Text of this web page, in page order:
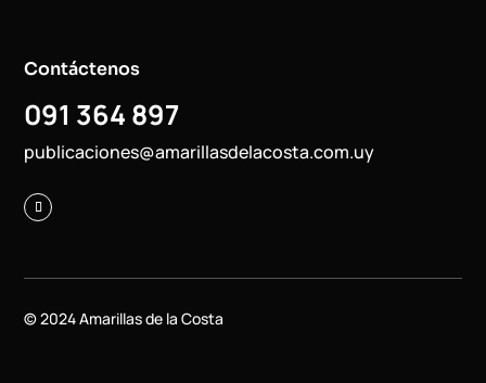
Contáctenos
091 364 897
publicaciones@amarillasdelacosta.com.uy
© 2024 Amarillas de la Costa